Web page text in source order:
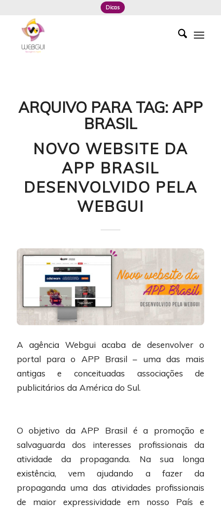
Dicas
ARQUIVO PARA TAG: APP
BRASIL
NOVO WEBSITE DA
APP BRASIL
DESENVOLVIDO PELA
WEBGUI
A agência Webgui acaba de desenvolver o
portal para o APP Brasil – uma das mais
antigas e conceituadas associações de
publicitários da América do Sul.
O objetivo da APP Brasil é a promoção e
salvaguarda dos interesses profissionais da
atividade da propaganda. Na sua longa
existência, vem ajudando a fazer da
propaganda uma das atividades profissionais
de maior expressividade em nosso País e